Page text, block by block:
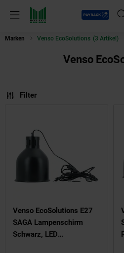
Menü
Payback
Marken Venso EcoSolutions (3 Artikel)
Venso
Filter
Venso EcoSolutions E27
SAGA Lampenschirm
Schwarz, LED